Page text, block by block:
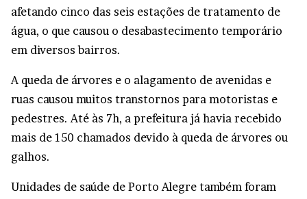
afetando cinco das seis estações de tratamento de
água, o que causou o desabastecimento temporário
em diversos bairros.
A queda de árvores e o alagamento de avenidas e
ruas causou muitos transtornos para motoristas e
pedestres. Até às 7h, a prefeitura já havia recebido
mais de 150 chamados devido à queda de árvores ou
galhos.
Unidades de saúde de Porto Alegre também foram